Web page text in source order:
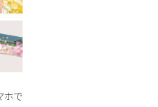
ホで